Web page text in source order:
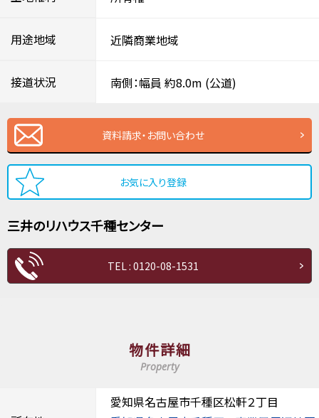
用途地域 近隣商業地域
接道状況 南側：幅員 約8.0m (公道)
資料請求・お問い合わせ
お気に入り登録
三井のリハウス千種センター
TEL : 0120-08-1531
物件詳細
Property
愛知県名古屋市千種区松軒２丁目